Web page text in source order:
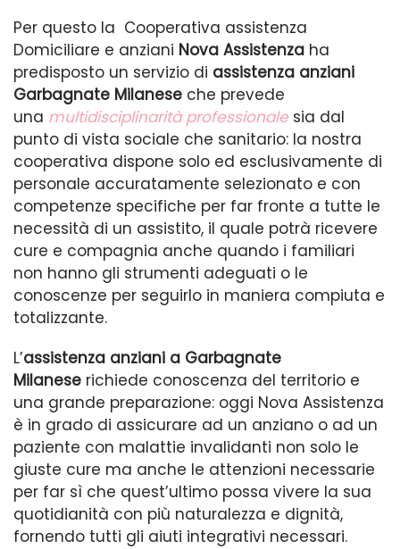
Per questo la Cooperativa assistenza
Domiciliare e anziani Nova Assistenza ha
predisposto un servizio di assistenza anziani
Garbagnate Milanese che prevede
una multidisciplinarità professionale sia dal
punto di vista sociale che sanitario: la nostra
cooperativa dispone solo ed esclusivamente di
personale accuratamente selezionato e con
competenze specifiche per far fronte a tutte le
necessità di un assistito, il quale potrà ricevere
cure e compagnia anche quando i familiari
non hanno gli strumenti adeguati o le
conoscenze per seguirlo in maniera compiuta e
totalizzante.
L’assistenza anziani a Garbagnate
Milanese richiede conoscenza del territorio e
una grande preparazione: oggi Nova Assistenza
è in grado di assicurare ad un anziano o ad un
paziente con malattie invalidanti non solo le
giuste cure ma anche le attenzioni necessarie
per far sì che quest’ultimo possa vivere la sua
quotidianità con più naturalezza e dignità,
fornendo tutti gli aiuti integrativi necessari.